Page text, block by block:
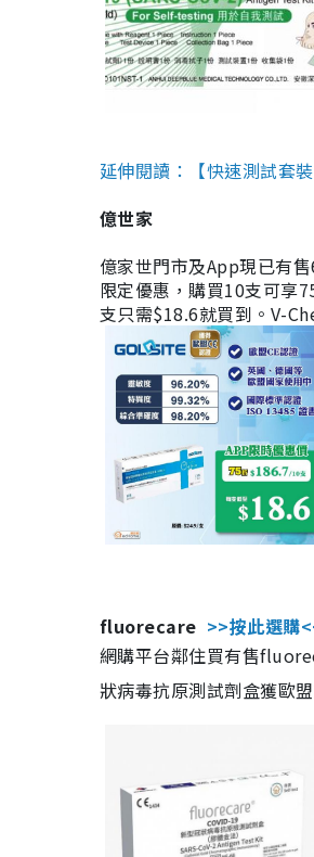
延伸閱讀：【快速測試套
億世家
億家世門市及App現已有
限定優惠，購買10支可享
支只需$18.6就買到。V-
fluorecare >>按此選購
網購平台鄰住買有售
狀病毒抗原測試劑盒獲歐